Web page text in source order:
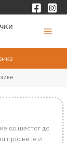
од шестог до
просвете и